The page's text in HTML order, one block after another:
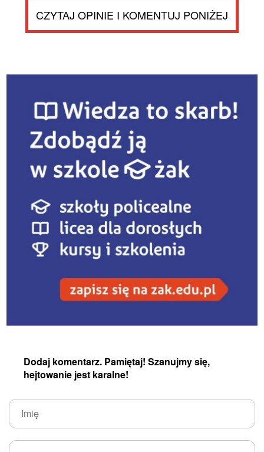
CZYTAJ OPINIE I KOMENTUJ PONIŻEJ
Dodaj komentarz. Pamiętaj! Szanujmy się,
hejtowanie jest karalne!